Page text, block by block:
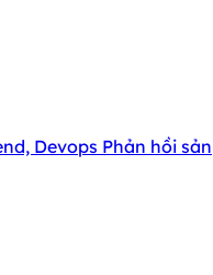
Devops Phản hồi sản